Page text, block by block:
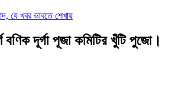
যে খবর ভাবতে শেখায়
বণিক দূর্গা পূজা কমিটির খুঁটি পুজো।